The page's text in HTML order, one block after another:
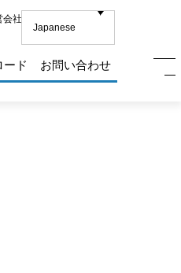
会社
ード お問い合わせ